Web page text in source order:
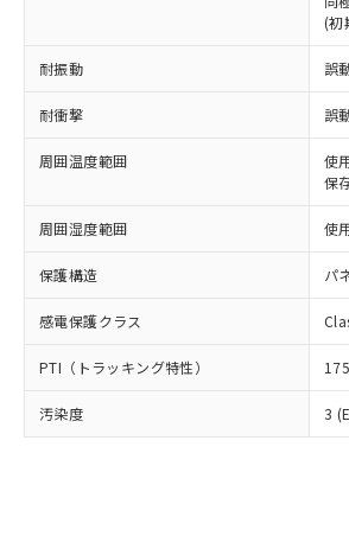
(初
耐振動 誤
耐衝撃 誤
周囲温度範囲
使
保
周囲湿度範囲 使
保護構造 パ
感電保護クラス
PTI（トラッキング特性） 175
汚染度 3
正式な納期状況および標
様のお取引先、またはお
ムロン制御機器販売店・
オムロン制御機器販売店
販売ネットワーク
事前の承諾なく第三者に
示しないようお願いしま
マイパーツ機能（部品リス
ビス）をご利用いただくに
メンバーズにご登録され
あります。
お客様が当ウェブサイト
登録された部品リストに
および当社の共同利用者
(PBDE) 1000ppm以下、フタル酸ビス(2-
ル) (DEHP)(別名：DOP) 1000ppm以下、
（DBP） 1000ppm以下、フタル酸ジイ
但し、RoHS指令で産業用監視および制
フタル酸エステル類の４物質については
図的な使用がないことを確認しています
※2 対応予定月
部品在庫の切り替え状況などに
月が前後することがあります。
※3 非含有証明書ダウンロ
ニル類) : 1000ppm、 PBDEs(ポリ臭化ジ
イソブチル) : 1000ppm、 BBP(フタル酸
DEHP(フタル酸ビス(2-エチルヘキシル))
「ｅ」：有害物質（10物質）の
準値以下であることを示します
「10」：通常の使用状況下にお
質が外部に漏えいし、環境に深
及ぼさない年数を意味します。
い合わせください。
当社は規制貨物を破棄する
全に破砕するなど、違法
いよう必要な手段を講じま
当社は貴社製品を、核兵
ル、化学兵器、生物兵器
武器並びにこれらの製造
当社は、貴社製品を第三
場合は、上記1、2および
該第三者に通知します。
販売先および販売に係わ
り引きをいたしません。
一定数以上の在庫あり
一定数には満たない
在庫なし(最新の在庫
いては、お客様のお
たはお客様担当のオ
機器販売店・当社販
白
受注生産機種、また
情報を公開していない